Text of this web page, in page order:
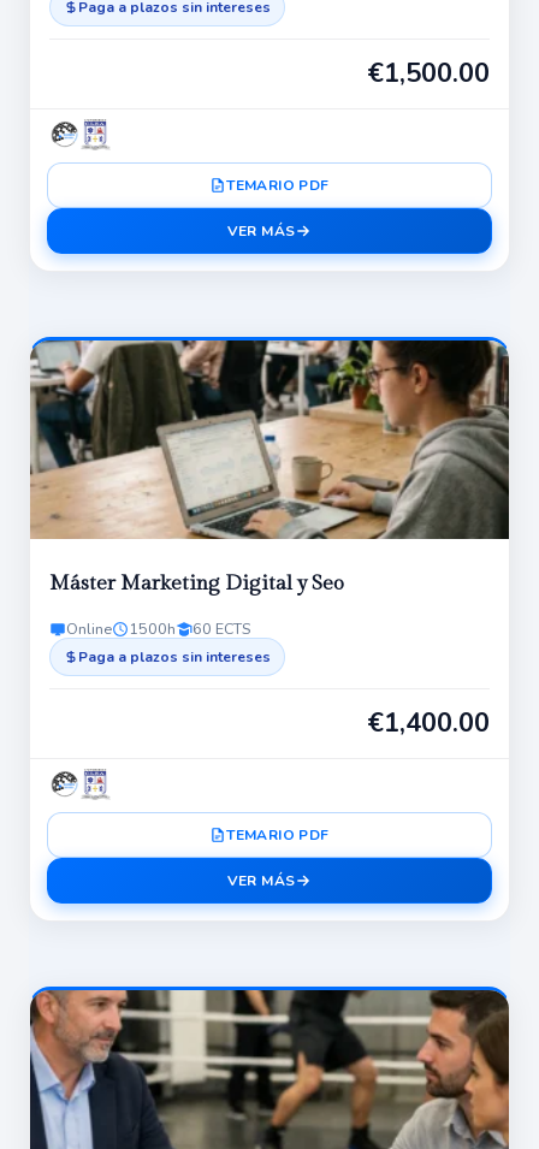
Paga a plazos sin intereses
€1,500.00
TEMARIO PDF
VER MÁS
Máster Marketing Digital y Seo
Online 1500h 60 ECTS
Paga a plazos sin intereses
€1,400.00
TEMARIO PDF
VER MÁS